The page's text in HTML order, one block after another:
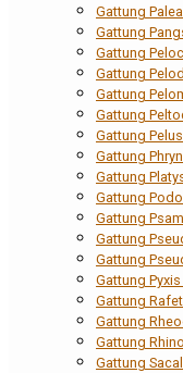
Gattung Palea
Gattung
Gattung
Gattung
Gattung
Gattung
Gattung
Gattung
Gattung
Gattung
Gattung
Gattung
Gattung
Gattung
Gattung
Gattung
Gattung
Gattung